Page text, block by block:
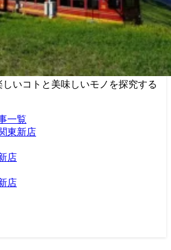
いコトと美味しいモノを探究する
一覧
東新店
店
店